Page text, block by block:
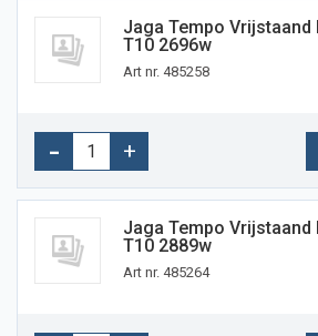
Jaga Tempo Vrijstaand
T10 2696w
Art nr. 485258
Jaga Tempo Vrijstaand
T10 2889w
Art nr. 485264